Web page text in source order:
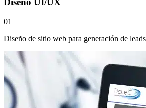
Diseño UI/UX
01
Diseño de sitio web para generación de leads